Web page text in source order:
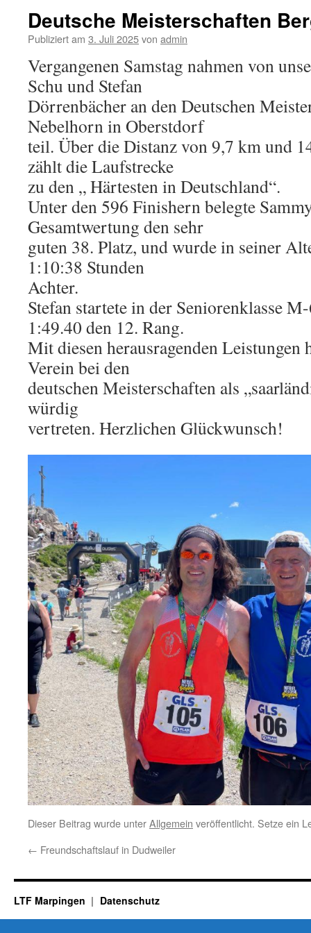
Deutsche Meisterschaften
Publiziert am 3. Juli 2025von admin
Vergangenen Samstag nahmen von
Schu und Stefan
Dörrenbächer an den Deutschen
Nebelhorn in Oberstdorf
teil. Über die Distanz von 9,7 km und
zählt die Laufstrecke
zu den „ Härtesten in Deutschland“.
Unter den 596 Finishern belegte
Gesamtwertung den sehr
guten 38. Platz, und wurde in seiner
1:10:38 Stunden
Achter.
Stefan startete in der Seniorenklasse
1:49.40 den 12. Rang.
Mit diesen herausragenden Leistungen
Verein bei den
deutschen Meisterschaften als
würdig
vertreten. Herzlichen Glückwunsch!
Dieser Beitrag wurde unterAllgemein veröffentlicht. Setze ein
← Freundschaftslauf in Dudweiler
LTF Marpingen Datenschutz